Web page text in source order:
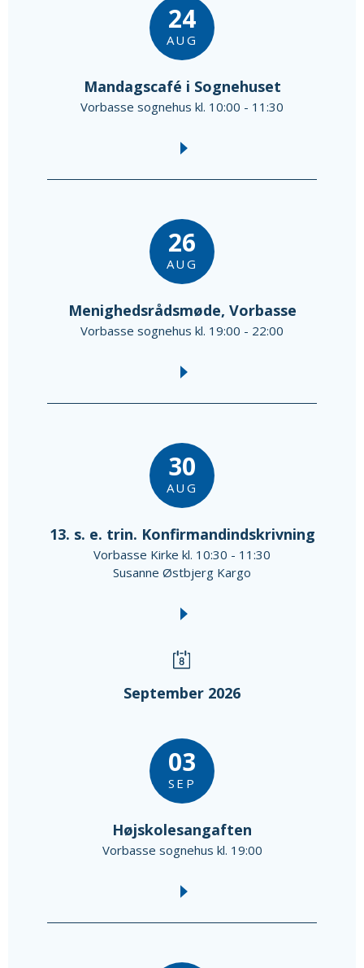
24
AUG
Mandagscafé i Sognehuset
Vorbasse sognehus kl. 10:00 - 11:30
26
AUG
Menighedsrådsmøde, Vorbasse
Vorbasse sognehus kl. 19:00 - 22:00
30
AUG
13. s. e. trin. Konfirmandindskrivning
Vorbasse Kirke kl. 10:30 - 11:30
Susanne Østbjerg Kargo
September 2026
03
SEP
Højskolesangaften
Vorbasse sognehus kl. 19:00